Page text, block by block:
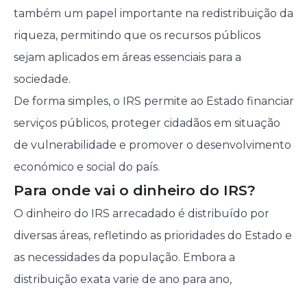
também um papel importante na redistribuição da
riqueza, permitindo que os recursos públicos
sejam aplicados em áreas essenciais para a
sociedade.
De forma simples, o IRS permite ao Estado financiar
serviços públicos, proteger cidadãos em situação
de vulnerabilidade e promover o desenvolvimento
económico e social do país.
Para onde vai o dinheiro do IRS?
O dinheiro do IRS arrecadado é distribuído por
diversas áreas, refletindo as prioridades do Estado e
as necessidades da população. Embora a
distribuição exata varie de ano para ano,